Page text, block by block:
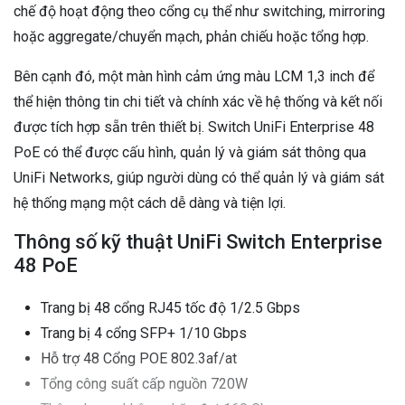
chế độ hoạt động theo cổng cụ thể như switching, mirroring
hoặc aggregate/chuyển mạch, phản chiếu hoặc tổng hợp.
Bên cạnh đó, một màn hình cảm ứng màu LCM 1,3 inch để
thể hiện thông tin chi tiết và chính xác về hệ thống và kết nối
được tích hợp sẵn trên thiết bị. Switch UniFi Enterprise 48
PoE có thể được cấu hình, quản lý và giám sát thông qua
UniFi Networks, giúp người dùng có thể quản lý và giám sát
hệ thống mạng một cách dễ dàng và tiện lợi.
Thông số kỹ thuật UniFi Switch Enterprise
48 PoE
Trang bị 48 cổng RJ45 tốc độ 1/2.5 Gbps
Trang bị 4 cổng SFP+ 1/10 Gbps
Hỗ trợ 48 Cổng POE 802.3af/at
Tổng công suất cấp nguồn 720W